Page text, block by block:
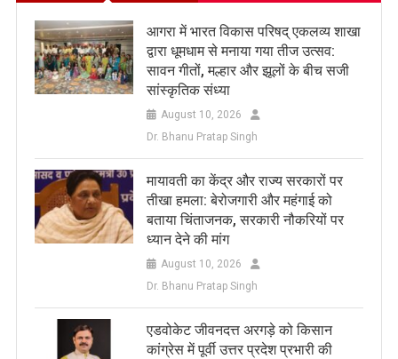
आगरा में भारत विकास परिषद् एकलव्य शाखा
द्वारा धूमधाम से मनाया गया तीज उत्सव:
सावन गीतों, मल्हार और झूलों के बीच सजी
सांस्कृतिक संध्या
August 10, 2026
Dr. Bhanu Pratap Singh
मायावती का केंद्र और राज्य सरकारों पर
तीखा हमला: बेरोजगारी और महंगाई को
बताया चिंताजनक, सरकारी नौकरियों पर
ध्यान देने की मांग
August 10, 2026
Dr. Bhanu Pratap Singh
एडवोकेट जीवनदत्त अरगड़े को किसान
कांग्रेस में पूर्वी उत्तर प्रदेश प्रभारी की